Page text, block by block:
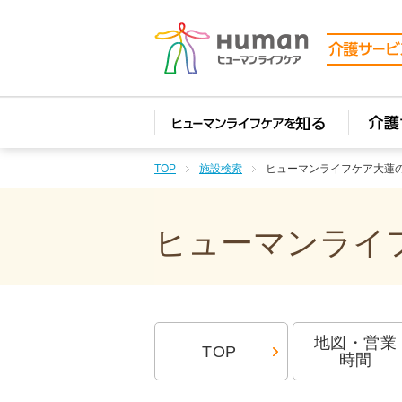
TOP 施設検索 ヒューマンライフケア大蓮
ヒューマンライ
TOP
地図・営業
時間